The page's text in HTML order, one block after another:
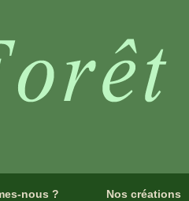
nous ? Nos créations